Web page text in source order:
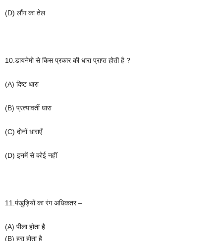
(D) लौंग का तेल
10.डायनेमो से किस प्रकार की धारा प्राप्त होती है ?
(A) दिष्ट धारा
(B) प्रत्यावर्ती धारा
(C) दोनों धाराएँ
(D) इनमें से कोई नहीं
11.पंखुड़ियों का रंग अधिकतर –
(A) पीला होता है
(B) हरा होता है